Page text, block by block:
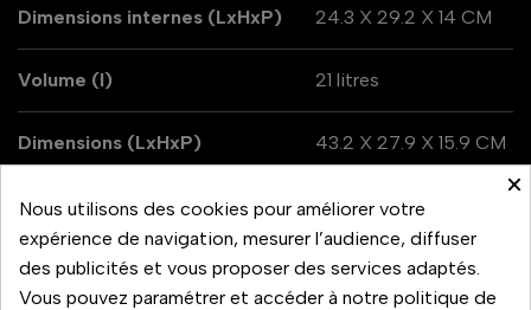
Dimensions internes (LxHxP) 24.3 X 29.2 X 14 CM
Volume (l) 21 litres
Dimensions (LxHxP) 43.2 X 27.9 X 15.9 CM
Poids 1.3kg
×
Nous utilisons des cookies pour améliorer votre
expérience de navigation, mesurer l’audience, diffuser
des publicités et vous proposer des services adaptés.
Vous pouvez paramétrer et accéder à notre politique de